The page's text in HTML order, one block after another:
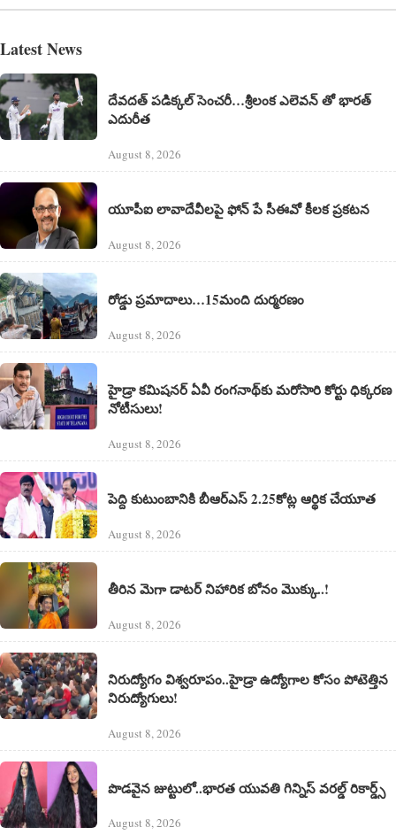
Latest News
దేవదత్ పడిక్కల్‌ సెంచరీ…శ్రీలంక ఎలెవన్ తో భారత్
ఎదురీత
August 8, 2026
యూపీఐ లావాదేవీలపై ఫోన్ పే సీఈవో కీలక ప్రకటన
August 8, 2026
రోడ్డు ప్రమాదాలు…15మంది దుర్మరణం
August 8, 2026
హైడ్రా కమిషనర్ ఏవీ రంగనాథ్‌కు మరోసారి కోర్టు ధిక్కరణ
నోటీసులు!
August 8, 2026
పెద్ది కుటుంబానికి బీఆర్ఎస్ 2.25కోట్ల ఆర్థిక చేయూత
August 8, 2026
తీరిన మెగా డాటర్ నిహారిక బోనం మొక్కు..!
August 8, 2026
నిరుద్యోగం విశ్వరూపం..హైడ్రా ఉద్యోగాల కోసం పోటెత్తిన
నిరుద్యోగులు!
August 8, 2026
పొడవైన జుట్టులో..భారత యువతి గిన్నిస్ వరల్డ్ రికార్డ్స్
August 8, 2026